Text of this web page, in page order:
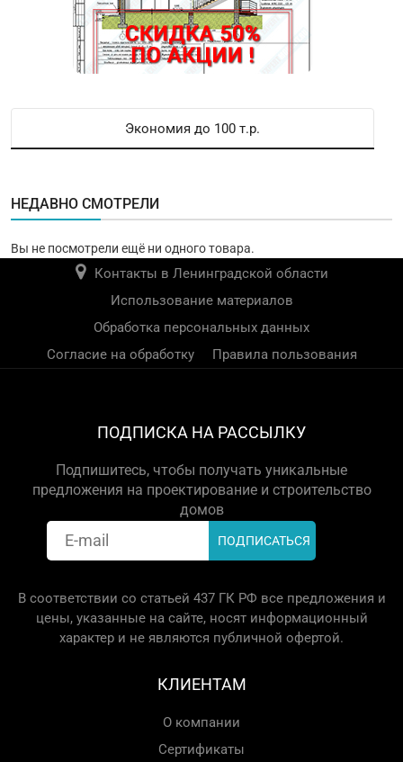
Экономия до 100 т.р.
НЕДАВНО СМОТРЕЛИ
Вы не посмотрели ещё ни одного товара.
Контакты в Ленинградской области
Использование материалов
Обработка персональных данных
Согласие на обработку
Правила пользования
ПОДПИСКА НА РАССЫЛКУ
Подпишитесь, чтобы получать уникальные
предложения на проектирование и строительство
домов
В соответствии со статьей 437 ГК РФ все предложения и
цены, указанные на сайте, носят информационный
характер и не являются публичной офертой.
КЛИЕНТАМ
О компании
Сертификаты